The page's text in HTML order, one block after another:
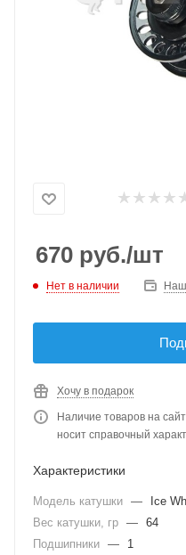
670 руб./шт
Нет в наличии
Хочу в подарок
Наличие товаров на
носит справочный
Характеристики
Модель катушки —
Ice
Вес катушки, гр — 64
Подшипники —
1